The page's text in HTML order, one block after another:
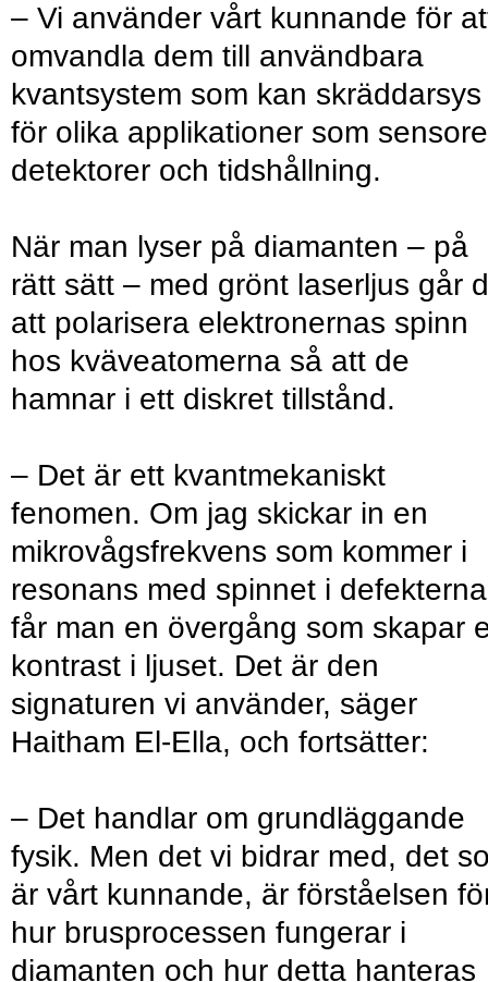
– Vi använder vårt kunnande för
omvandla dem till användbara
kvantsystem som kan skräddarsys
för olika applikationer som
detektorer och tidshållning.
När man lyser på diamanten – på
rätt sätt – med grönt laserljus går
att polarisera elektronernas spinn
hos kväveatomerna så att de
hamnar i ett diskret tillstånd.
– Det är ett kvantmekaniskt
fenomen. Om jag skickar in en
mikrovågsfrekvens som ­kommer i
resonans med spinnet i defekterna
får man en övergång som skapar
kontrast i ljuset. Det är den
signaturen vi använder, säger
Haitham El-Ella, och fortsätter:
– Det handlar om grundläggande
fysik. Men det vi bidrar med, det
är vårt kunnande, är förståelsen
hur brusprocessen fungerar i
diamanten och hur detta hanteras